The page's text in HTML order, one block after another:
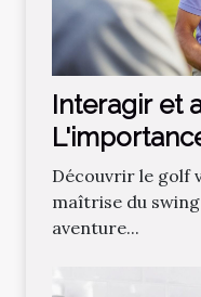
Interagir et
Découvrir le golf
maîtrise du
aventure...